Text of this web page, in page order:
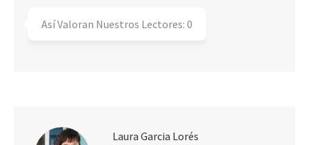
Así Valoran Nuestros Lectores: 0
Laura Garcia Lorés